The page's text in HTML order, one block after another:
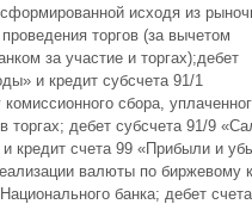
исходя из
торгов (за вычетом
за участие и торгах);дебет
и кредит субсчета 91/1
сбора,
торгах; дебет субсчета 91/9
кредит счета 99 «Прибыли и
валюты по биржевому
банка; дебет